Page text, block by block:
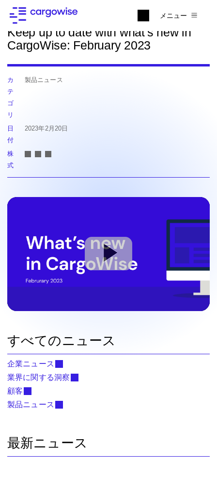
メニュー
ニュースに戻る
Keep up to date with what's new in
CargoWise: February 2023
カ
テ
ゴ
リ
製品ニュース
日
付
2023年2月20日
株
式
すべてのニュース
企業ニュース
業界に関する洞察
顧客
製品ニュース
最新ニュース